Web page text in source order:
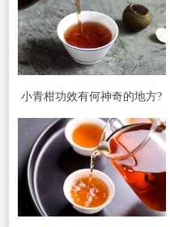
小青柑功效有何神奇的地方?